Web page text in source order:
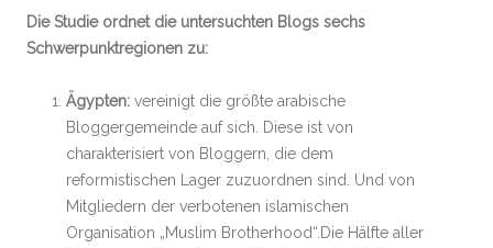
Die Studie ordnet die untersuchten Blogs sechs
Schwerpunktregionen zu:
Ägypten: vereinigt die größte arabische
Bloggergemeinde auf sich. Diese ist von
charakterisiert von Bloggern, die dem
reformistischen Lager zuzuordnen sind. Und von
Mitgliedern der verbotenen islamischen
Organisation „Muslim Brotherhood“.Die Hälfte aller